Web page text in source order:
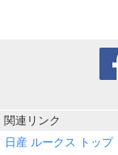
関連リンク
日産 ルークス トップ